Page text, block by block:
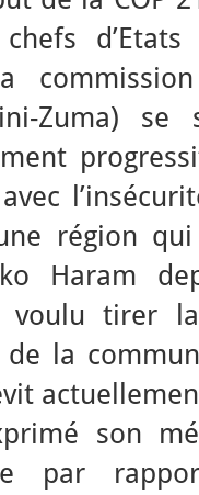
Zuma)
région
Haram
tirer
la
son
par